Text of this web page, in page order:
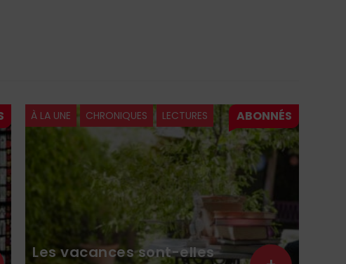
À LA UNE CHRONIQUES LECTURES
Les vacances sont-elles